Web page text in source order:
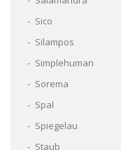
Sico
Silampos
Simplehuman
Sorema
Spal
Spiegelau
Staub